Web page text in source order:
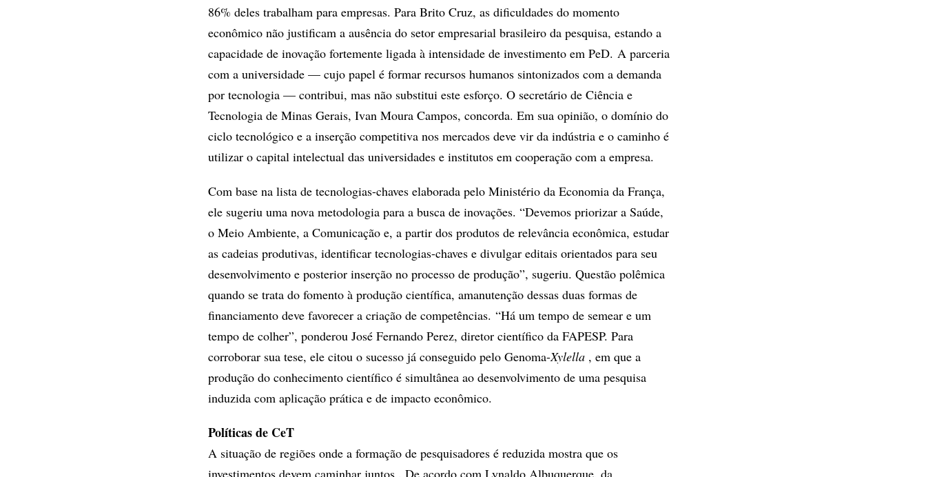
86% deles trabalham para empresas. Para Brito Cruz, as dificuldades do momento
econômico não justificam a ausência do setor empresarial brasileiro da pesquisa, estando a
capacidade de inovação fortemente ligada à intensidade de investimento em PeD. A parceria
com a universidade — cujo papel é formar recursos humanos sintonizados com a demanda
por tecnologia — contribui, mas não substitui este esforço. O secretário de Ciência e
Tecnologia de Minas Gerais, Ivan Moura Campos, concorda. Em sua opinião, o domínio do
ciclo tecnológico e a inserção competitiva nos mercados deve vir da indústria e o caminho é
utilizar o capital intelectual das universidades e institutos em cooperação com a empresa.
Com base na lista de tecnologias-chaves elaborada pelo Ministério da Economia da França,
ele sugeriu uma nova metodologia para a busca de inovações. “Devemos priorizar a Saúde,
o Meio Ambiente, a Comunicação e, a partir dos produtos de relevância econômica, estudar
as cadeias produtivas, identificar tecnologias-chaves e divulgar editais orientados para seu
desenvolvimento e posterior inserção no processo de produção”, sugeriu. Questão polêmica
quando se trata do fomento à produção científica, amanutenção dessas duas formas de
financiamento deve favorecer a criação de competências. “Há um tempo de semear e um
tempo de colher”, ponderou José Fernando Perez, diretor científico da FAPESP. Para
corroborar sua tese, ele citou o sucesso já conseguido pelo Genoma-Xylella , em que a
produção do conhecimento científico é simultânea ao desenvolvimento de uma pesquisa
induzida com aplicação prática e de impacto econômico.
Políticas de CeT
A situação de regiões onde a formação de pesquisadores é reduzida mostra que os
investimentos devem caminhar juntos . De acordo com Lynaldo Albuquerque, da